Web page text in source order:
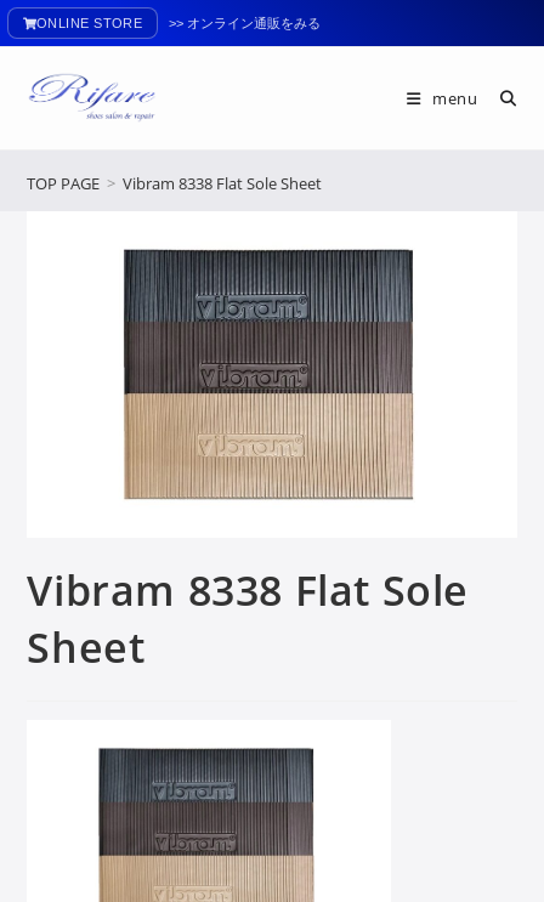
ONLINE STORE >> オンライン通販をみる
menu
TOP PAGE > Vibram 8338 Flat Sole Sheet
Vibram 8338 Flat Sole
Sheet